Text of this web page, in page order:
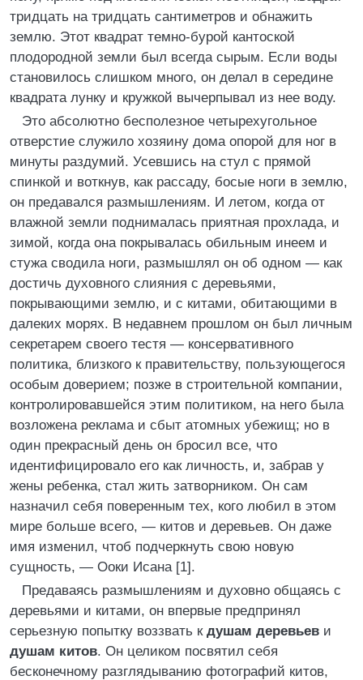
тридцать на тридцать сантиметров и обнажить
землю. Этот квадрат темно-бурой кантоской
плодородной земли был всегда сырым. Если воды
становилось слишком много, он делал в середине
квадрата лунку и кружкой вычерпывал из нее воду.
Это абсолютно бесполезное четырехугольное
отверстие служило хозяину дома опорой для ног в
минуты раздумий. Усевшись на стул с прямой
спинкой и воткнув, как рассаду, босые ноги в землю,
он предавался размышлениям. И летом, когда от
влажной земли поднималась приятная прохлада, и
зимой, когда она покрывалась обильным инеем и
стужа сводила ноги, размышлял он об одном — как
достичь духовного слияния с деревьями,
покрывающими землю, и с китами, обитающими в
далеких морях. В недавнем прошлом он был личным
секретарем своего тестя — консервативного
политика, близкого к правительству, пользующегося
особым доверием; позже в строительной компании,
контролировавшейся этим политиком, на него была
возложена реклама и сбыт атомных убежищ; но в
один прекрасный день он бросил все, что
идентифицировало его как личность, и, забрав у
жены ребенка, стал жить затворником. Он сам
назначил себя поверенным тех, кого любил в этом
мире больше всего, — китов и деревьев. Он даже
имя изменил, чтоб подчеркнуть свою новую
сущность, — Ооки Исана [1].
Предаваясь размышлениям и духовно общаясь с
деревьями и китами, он впервые предпринял
серьезную попытку воззвать к душам деревьев и
душам китов. Он целиком посвятил себя
бесконечному разглядыванию фотографий китов,